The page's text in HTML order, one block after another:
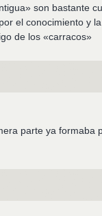
son bastante
el conocimiento y
de los «carracos»
parte ya formaba